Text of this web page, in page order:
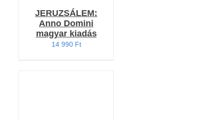
JERUZSÁLEM:
Anno Domini
magyar kiadás
14 990 Ft